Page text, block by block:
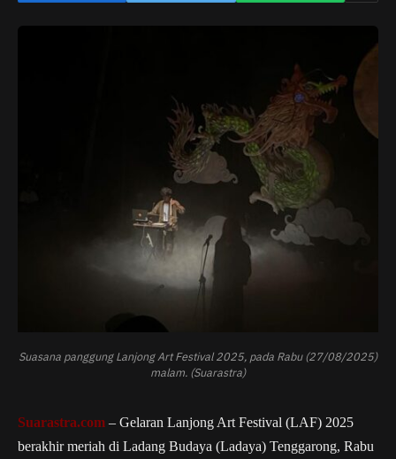
Suasana panggung Lanjong Art Festival 2025, pada Rabu (27/08/2025)
malam. (Suarastra)
Suarastra.com – Gelaran Lanjong Art Festival (LAF) 2025
berakhir meriah di Ladang Budaya (Ladaya) Tenggarong, Rabu